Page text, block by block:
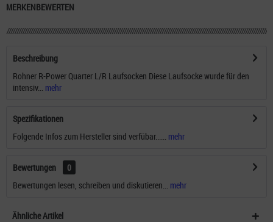
MERKENBEWERTEN
Beschreibung
Rohner R-Power Quarter L/R Laufsocken Diese Laufsocke wurde für den
intensiv...
mehr
Spezifikationen
Folgende Infos zum Hersteller sind verfübar...... mehr
Bewertungen
0
Bewertungen lesen, schreiben und diskutieren...
mehr
Ähnliche Artikel